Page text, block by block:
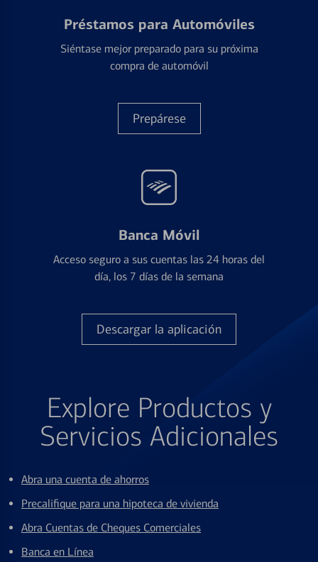
Préstamos para Automóviles
Siéntase mejor preparado para su próxima
compra de automóvil
Prepárese
Banca Móvil
Acceso seguro a sus cuentas las 24 horas del
día, los 7 días de la semana
Descargar la aplicación
Explore Productos y
Servicios Adicionales
Abra una cuenta de ahorros
Precalifique para una hipoteca de vivienda
Abra Cuentas de Cheques Comerciales
Banca en Línea